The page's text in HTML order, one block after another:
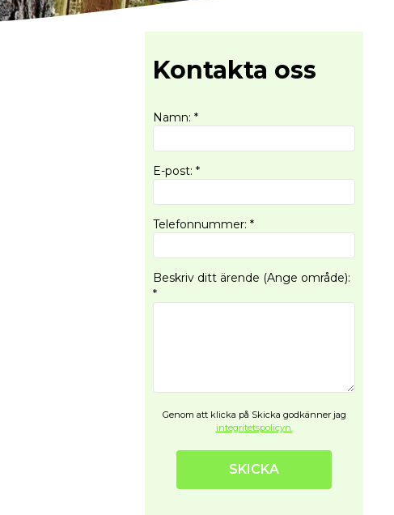
Kontakta oss
Namn: *
E-post: *
Telefonnummer: *
Beskriv ditt ärende (Ange område):
*
Genom att klicka på Skicka godkänner jag
integritetspolicyn.
SKICKA